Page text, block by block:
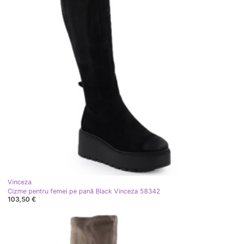
Vinceza
Cizme pentru femei pe pană Black Vinceza 58342
103,50 €